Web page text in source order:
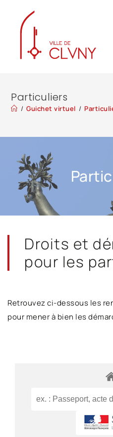
Particuliers
/ Guichet virtuel /
Droits et
pour les
Retrouvez ci-dessous les
pour mener à bien les